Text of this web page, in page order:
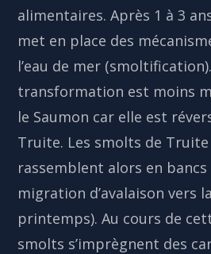
alimentaires. Après 1 à 3
met en place des
l’eau de mer
transformation est moins
le Saumon car elle est
Truite. Les smolts de Truite
rassemblent alors en
migration d’avalaison vers
printemps). Au cours de
smolts s’imprègnent des